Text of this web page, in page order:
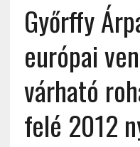
Győrffy
európai
várható
felé 2012